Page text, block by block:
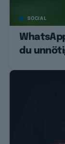
SOCIAL
du